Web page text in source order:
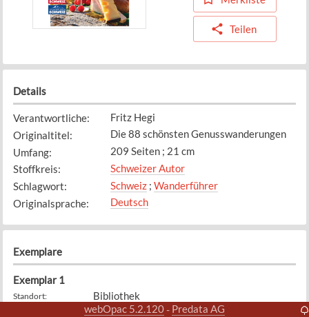
Teilen
Details
Verantwortliche:
Fritz Hegi
Originaltitel:
Die 88 schönsten Genusswanderungen
Umfang:
209 Seiten ; 21 cm
Stoffkreis:
Schweizer Autor
Schlagwort: Schweiz; Wanderführer
Originalsprache: Deutsch
Exemplare
Exemplar 1
Standort: Bibliothek
914.94
webOpac 5.2.120- Predata AG